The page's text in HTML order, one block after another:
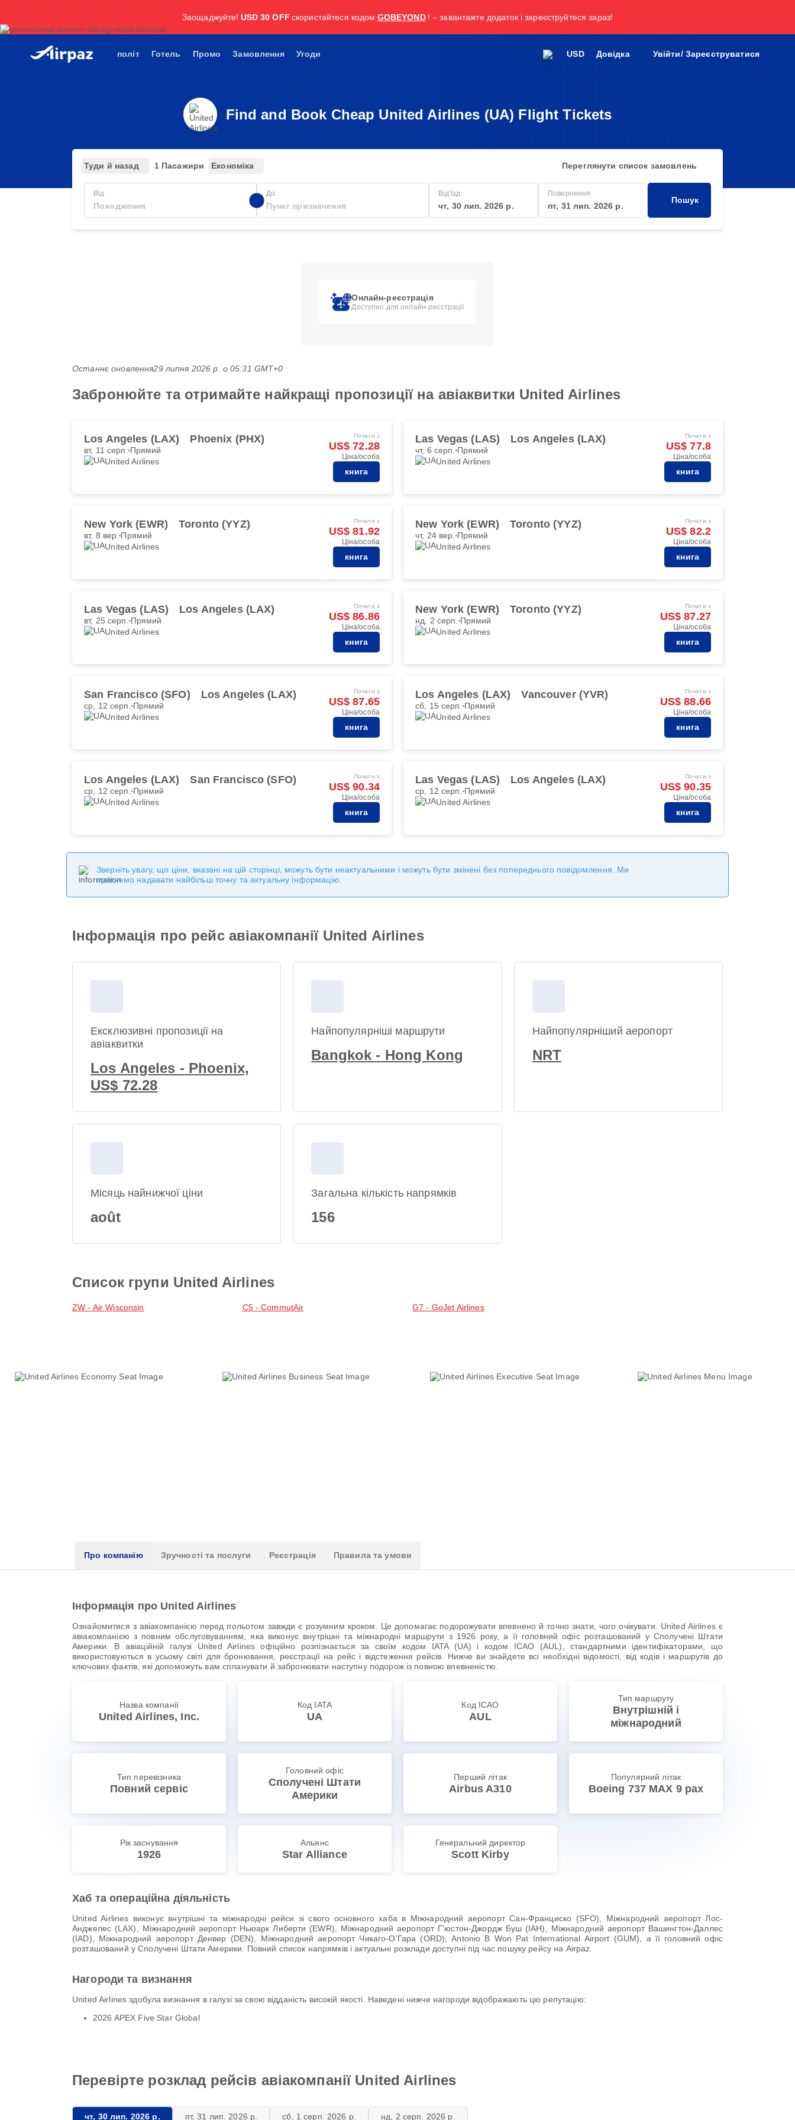
Заощаджуйте! USD 30 OFF скористайтеся кодом GOBEYOND ! – завантажте додаток і зареєструйтеся зараз!
політ Готель Промо Замовлення Угоди USD Довідка Увійти/ Зареєструватися
Find and Book Cheap United Airlines (UA) Flight Tickets
Туди й назад 1 Пасажири Економіка Переглянути список замовлень
Від До Від'їзд
чт, 30 лип. 2026 р.
Повернення
пт, 31 лип. 2026 р.
Пошук
Онлайн-реєстрація
Доступно для онлайн-реєстрації
Останнє оновлення29 липня 2026 р. о 05:31 GMT+0
Забронюйте та отримайте найкращі пропозиції на авіаквитки United Airlines
Los Angeles (LAX) Phoenix (PHX)
вт, 11 серп. Прямий
United Airlines
Почати з
US$ 72.28
Ціна/особа
книга
Las Vegas (LAS) Los Angeles (LAX)
чт, 6 серп. Прямий
United Airlines
Почати з
US$ 77.8
Ціна/особа
книга
New York (EWR) Toronto (YYZ)
вт, 8 вер. Прямий
United Airlines
Почати з
US$ 81.92
Ціна/особа
книга
New York (EWR) Toronto (YYZ)
чт, 24 вер. Прямий
United Airlines
Почати з
US$ 82.2
Ціна/особа
книга
Las Vegas (LAS) Los Angeles (LAX)
вт, 25 серп. Прямий
United Airlines
Почати з
US$ 86.86
Ціна/особа
книга
New York (EWR) Toronto (YYZ)
нд, 2 серп. Прямий
United Airlines
Почати з
US$ 87.27
Ціна/особа
книга
San Francisco (SFO) Los Angeles (LAX)
ср, 12 серп. Прямий
United Airlines
Почати з
US$ 87.65
Ціна/особа
книга
Los Angeles (LAX) Vancouver (YVR)
сб, 15 серп. Прямий
United Airlines
Почати з
US$ 88.66
Ціна/особа
книга
Los Angeles (LAX) San Francisco (SFO)
ср, 12 серп. Прямий
United Airlines
Почати з
US$ 90.34
Ціна/особа
книга
Las Vegas (LAS) Los Angeles (LAX)
ср, 12 серп. Прямий
United Airlines
Почати з
US$ 90.35
Ціна/особа
книга
Зверніть увагу, що ціни, вказані на цій сторінці, можуть бути неактуальними і можуть бути змінені без попереднього повідомлення. Ми
прагнемо надавати найбільш точну та актуальну інформацію.
Інформація про рейс авіакомпанії United Airlines
Ексклюзивні пропозиції на
авіаквитки
Los Angeles - Phoenix,
US$ 72.28
Найпопулярніші маршрути
Bangkok - Hong Kong
Найпопулярніший аеропорт
NRT
Місяць найнижчої ціни
août
Загальна кількість напрямків
156
Список групи United Airlines
ZW - Air Wisconsin C5 - CommutAir G7 - GoJet Airlines
Про компанію Зручності та послуги Реєстрація Правила та умови
Інформація про United Airlines
Ознайомитися з авіакомпанією перед польотом завжди є розумним кроком. Це допомагає подорожувати впевнено й точно знати, чого очікувати. United Airlines є
авіакомпанією з повним обслуговуванням, яка виконує внутрішні та міжнародні маршрути з 1926 року, а її головний офіс розташований у Сполучені Штати
Америки. В авіаційній галузі United Airlines офіційно розпізнається за своїм кодом IATA (UA) і кодом ICAO (AUL), стандартними ідентифікаторами, що
використовуються в усьому світі для бронювання, реєстрації на рейс і відстеження рейсів. Нижче ви знайдете всі необхідні відомості, від кодів і маршрутів до
ключових фактів, які допоможуть вам спланувати й забронювати наступну подорож із повною впевненістю.
Назва компанії
United Airlines, Inc.
Код IATA
UA
Код ICAO
AUL
Тип маршруту
Внутрішній і
міжнародний
Тип перевізника
Повний сервіс
Головний офіс
Сполучені Штати
Америки
Перший літак
Airbus A310
Популярний літак
Boeing 737 MAX 9 pax
Рік заснування
1926
Альянс
Star Alliance
Генеральний директор
Scott Kirby
Хаб та операційна діяльність
United Airlines виконує внутрішні та міжнародні рейси зі свого основного хаба в Міжнародний аеропорт Сан-Франциско (SFO), Міжнародний аеропорт Лос-
Анджелес (LAX), Міжнародний аеропорт Ньюарк Либерти (EWR), Міжнародний аеропорт Г'юстон-Джордж Буш (IAH), Міжнародний аеропорт Вашингтон-Даллес
(IAD), Міжнародний аеропорт Денвер (DEN), Міжнародний аеропорт Чикаго-О'Гара (ORD), Antonio B Won Pat International Airport (GUM), а її головний офіс
розташований у Сполучені Штати Америки. Повний список напрямків і актуальні розклади доступні під час пошуку рейсу на Airpaz.
Нагороди та визнання
United Airlines здобула визнання в галузі за свою відданість високій якості. Наведені нижче нагороди відображають цю репутацію:
2026 APEX Five Star Global
Перевірте розклад рейсів авіакомпанії United Airlines
чт, 30 лип. 2026 р. пт, 31 лип. 2026 р. сб, 1 серп. 2026 р. нд, 2 серп. 2026 р.